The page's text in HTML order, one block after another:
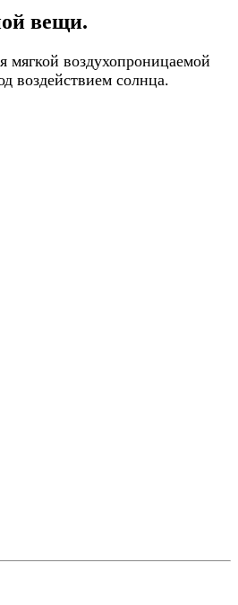
вещи.
мягкой воздухопроницаемой
воздействием солнца.